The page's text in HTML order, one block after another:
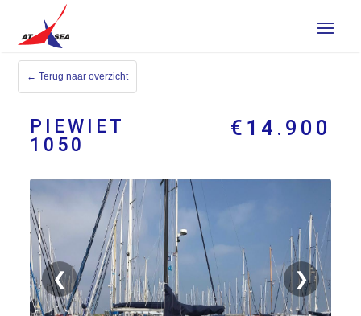
← Terug naar overzicht
PIEWIET
1050
€14.900
❮ ❯